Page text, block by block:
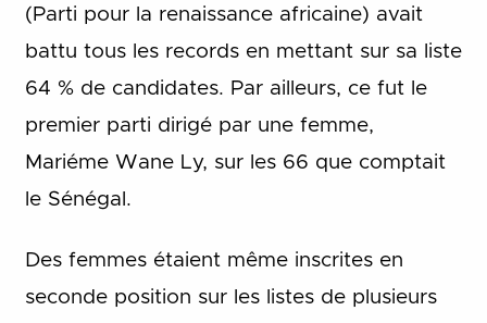
(Parti pour la renaissance africaine) avait
battu tous les records en mettant sur sa liste
64 % de candidates. Par ailleurs, ce fut le
premier parti dirigé par une femme,
Mariéme Wane Ly, sur les 66 que comptait
le Sénégal.
Des femmes étaient même inscrites en
seconde position sur les listes de plusieurs